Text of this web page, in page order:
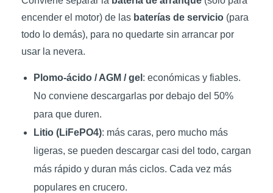
encender el motor) de las baterías de servicio (para
todo lo demás), para no quedarte sin arrancar por
usar la nevera.
Plomo-ácido / AGM / gel : económicas y fiables.
No conviene descargarlas por debajo del 50%
para que duren.
Litio (LiFePO4): más caras, pero mucho más
ligeras, se pueden descargar casi del todo, cargan
más rápido y duran más ciclos. Cada vez más
populares en crucero.